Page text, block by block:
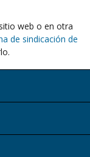
web o en otra
de sindicación de